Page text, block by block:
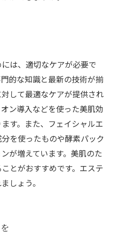
は、適切なケアが必要で
的な知識と最新の技術が揃
して最適なケアが提供され
ン導入などを使った美肌効
す。また、フェイシャルエ
を使ったものや酵素パック
が増えています。美肌のた
とがおすすめです。エステ
しょう。